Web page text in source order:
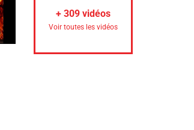
+ 309 vidéos
Voir toutes les vidéos